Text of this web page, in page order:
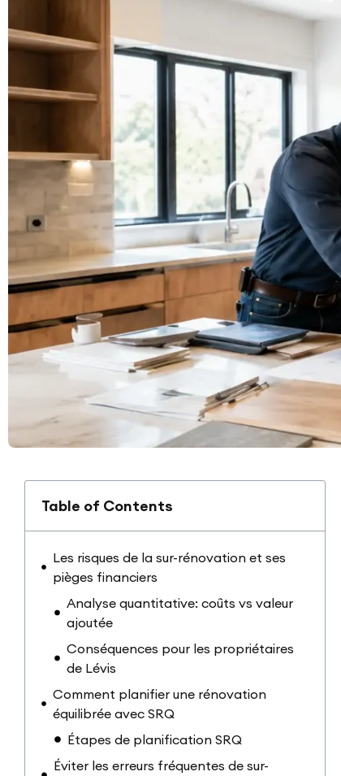
Table of Contents
Les risques de la sur-rénovation et ses
pièges financiers
Analyse quantitative: coûts vs valeur
ajoutée
Conséquences pour les propriétaires
de Lévis
Comment planifier une rénovation
équilibrée avec SRQ
Étapes de planification SRQ
Éviter les erreurs fréquentes de sur-